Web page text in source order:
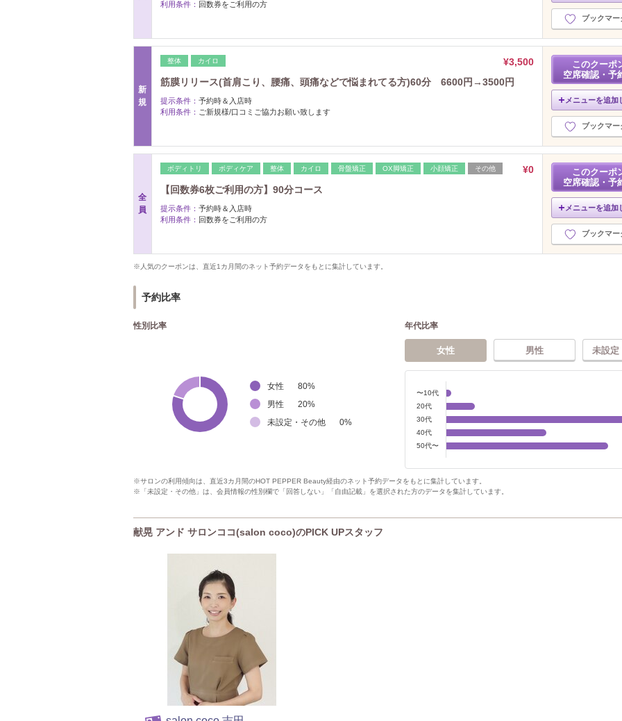
利用条件： 回数券をご利用の方
ブックマー
新
規
整体 カイロ
¥3,500
筋膜リリース(首肩こり、腰痛、頭痛などで悩まれてる方)60分 6600円→3500円
提示条件： 予約時＆入店時
利用条件： ご新規様/口コミご協力お願い致します
このクーポ
空席確認・予
メニューを追加
ブックマー
全
員
ボディトリ ボディケア 整体 カイロ 骨盤矯正 OX脚矯正 小顔矯正 その他
¥0
【回数券6枚ご利用の方】90分コース
提示条件： 予約時＆入店時
利用条件： 回数券をご利用の方
このクーポ
空席確認・予
メニューを追加
ブックマー
※人気のクーポンは、直近1カ月間のネット予約データをもとに集計しています。
予約比率
性別比率
女性 80%
男性
20%
未設定・その他
0%
年代比率
女性 男性 未設定
〜10代
20代
30代
40代
50代〜
※サロンの利用傾向は、直近3カ月間のHOT PEPPER Beauty経由のネット予約データをもとに集計しています。
※「未設定・その他」は、会員情報の性別欄で「回答しない」「自由記載」を選択された方のデータを集計しています。
献晃 アンド サロンココ(salon coco)のPICK UPスタッフ